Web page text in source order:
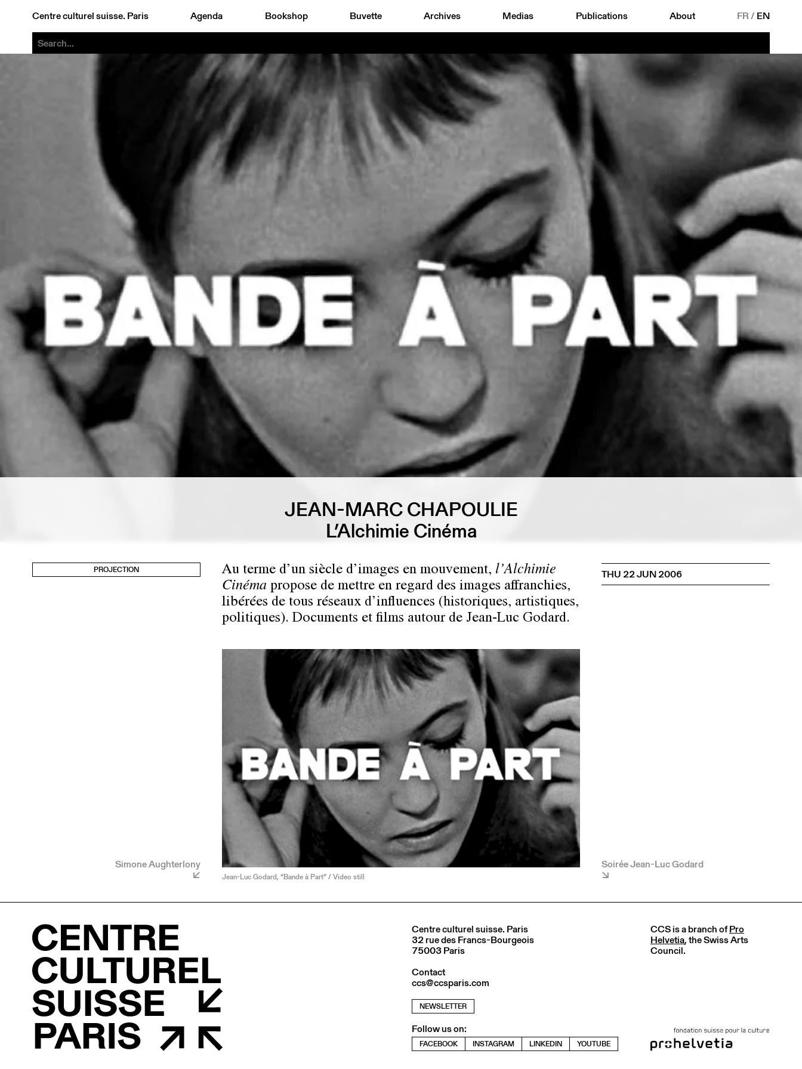
Centre culturel suisse. Paris Agenda Bookshop Buvette Archives Medias Publications About FR/ EN
JEAN-MARC CHAPOULIE
L’Alchimie Cinéma
PROJECTION
Simone Aughterlony
Au terme d’un siècle d’images en mouvement, l’Alchimie
Cinéma propose de mettre en regard des images affranchies,
libérées de tous réseaux d’influences (historiques, artistiques,
politiques). Documents et films autour de Jean-Luc Godard.
Jean-Luc Godard, “Bande à Part” / Video still
THU 22 JUN 2006
Soirée Jean-Luc Godard
Centre culturel suisse. Paris
32 rue des Francs-Bourgeois
75003 Paris
Contact
ccs@ccsparis.com
NEWSLETTER
Follow us on:
FACEBOOK INSTAGRAM LINKEDIN YOUTUBE
CCS is a branch ofPro
Helvetia, the Swiss Arts
Council.